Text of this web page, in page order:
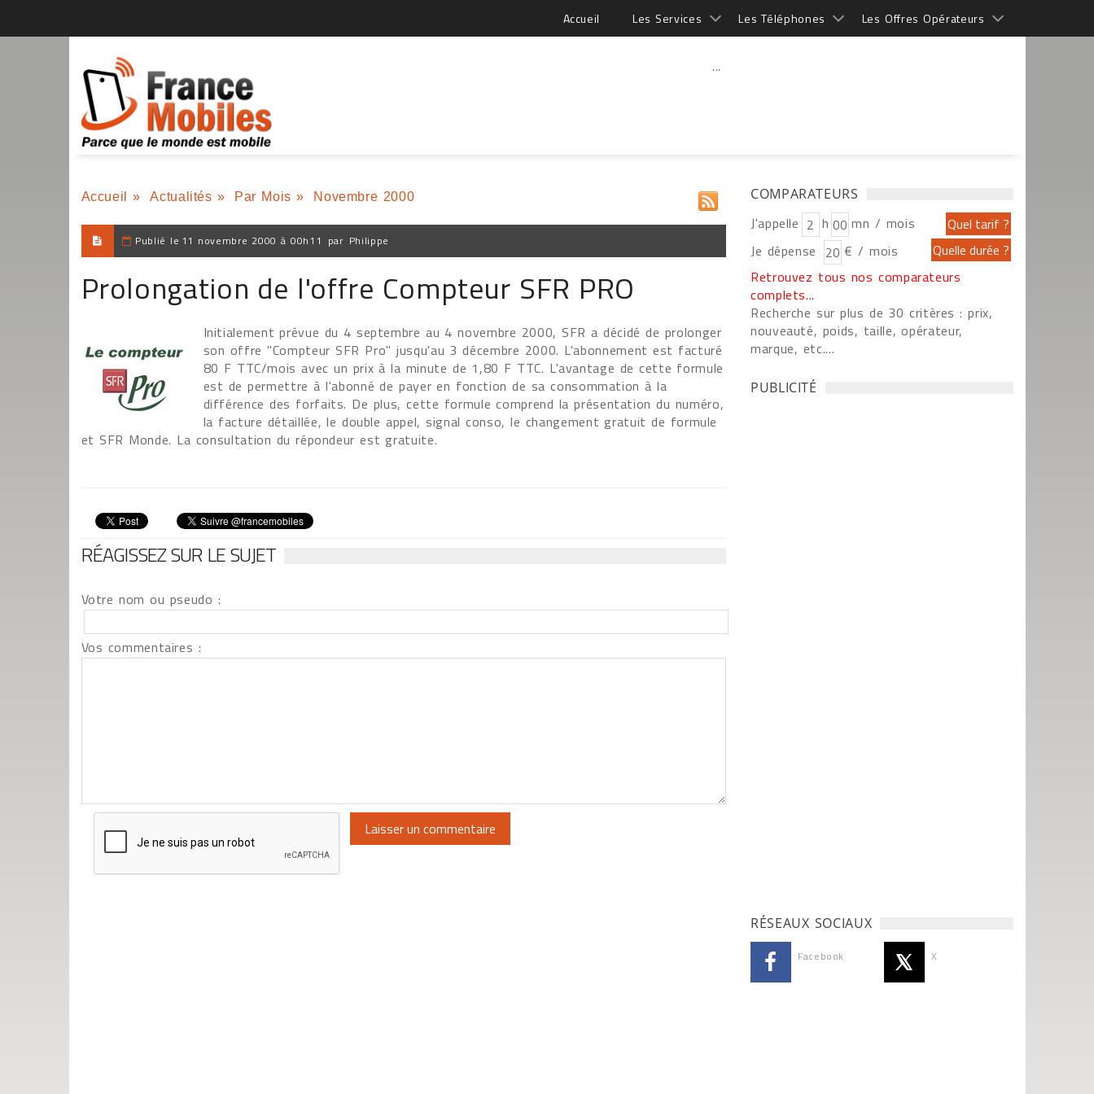
Accueil Les Services Les Téléphones Les Offres Opérateurs
...
Accueil » Actualités » Par Mois » Novembre 2000
Publié le 11 novembre 2000 à 00h11 par Philippe
Prolongation de l'offre Compteur SFR PRO
Initialement prévue du 4 septembre au 4 novembre 2000, SFR a décidé de prolonger
son offre "Compteur SFR Pro" jusqu'au 3 décembre 2000. L'abonnement est facturé
80 F TTC/mois avec un prix à la minute de 1,80 F TTC. L'avantage de cette formule
est de permettre à l'abonné de payer en fonction de sa consommation à la
différence des forfaits. De plus, cette formule comprend la présentation du numéro,
la facture détaillée, le double appel, signal conso, le changement gratuit de formule
et SFR Monde. La consultation du répondeur est gratuite.
RÉAGISSEZ SUR LE SUJET
Votre nom ou pseudo :
Vos commentaires :
COMPARATEURS
J'appelle h
mn / mois
Je dépense
€ / mois
Retrouvez tous nos comparateurs
complets...
Recherche sur plus de 30 critères : prix,
nouveauté, poids, taille, opérateur,
marque, etc....
PUBLICITÉ
RÉSEAUX SOCIAUX
Facebook X